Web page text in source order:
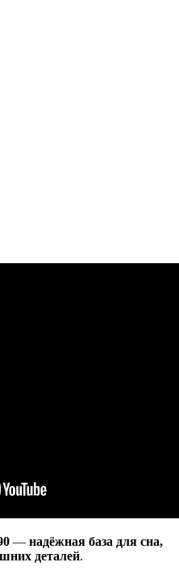
— надёжная база для сна,
деталей.